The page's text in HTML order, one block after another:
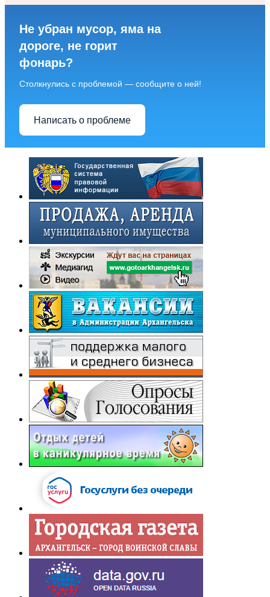
Не убран мусор, яма на
дороге, не горит
фонарь?
Столкнулись с проблемой — сообщите о ней!
Написать о проблеме